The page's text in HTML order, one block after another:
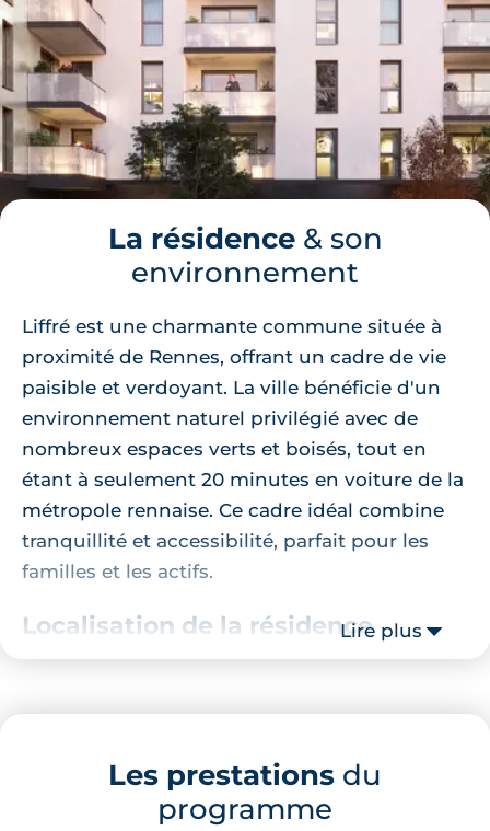
La résidence& son
environnement
Liffré est une charmante commune située à
proximité de Rennes, offrant un cadre de vie
paisible et verdoyant. La ville bénéficie d'un
environnement naturel privilégié avec de
nombreux espaces verts et boisés, tout en
étant à seulement 20 minutes en voiture de la
métropole rennaise. Ce cadre idéal combine
tranquillité et accessibilité, parfait pour les
familles et les actifs.
Localisation de la résidence
quelques pas de plusieurs commerces et
accessible en seulement 3 minutes à pied,
tandis que la boulangerie l'éco pain liffréen se
Lire plus
Les prestations du
programme